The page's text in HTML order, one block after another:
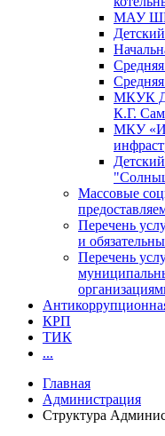
МАУ ШР
МКУК
К.Г.
МКУ
Массовые
Перечень
и
Перечень
КРП
ТИК
...
Главная
Администрация
Структура